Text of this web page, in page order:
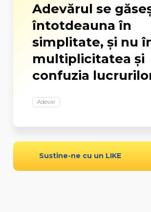
Adevărul se
întotdeauna în
simplitate, şi nu
multiplicitatea şi
confuzia
Adevar
Sustine-ne cu un LIKE